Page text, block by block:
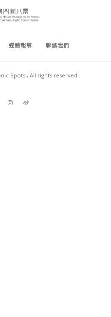
媒體報導 聯絡我們
Spots., All rights reserved.